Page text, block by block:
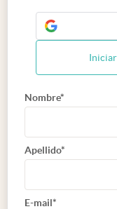
Nombre*
Apellido*
E-mail*